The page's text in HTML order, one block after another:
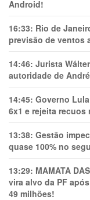
Android!
16:33: Rio de
previsão de ventos
14:46: Jurista
autoridade de
14:45: Governo
6x1 e rejeita recuos
13:38: Gestão
quase 100% no
13:29: MAMATA
vira alvo da PF
49 milhões!